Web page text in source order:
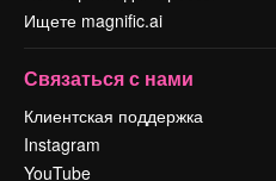
Ищете magnific.ai
Связаться с нами
Клиентская поддержка
Instagram
YouTube